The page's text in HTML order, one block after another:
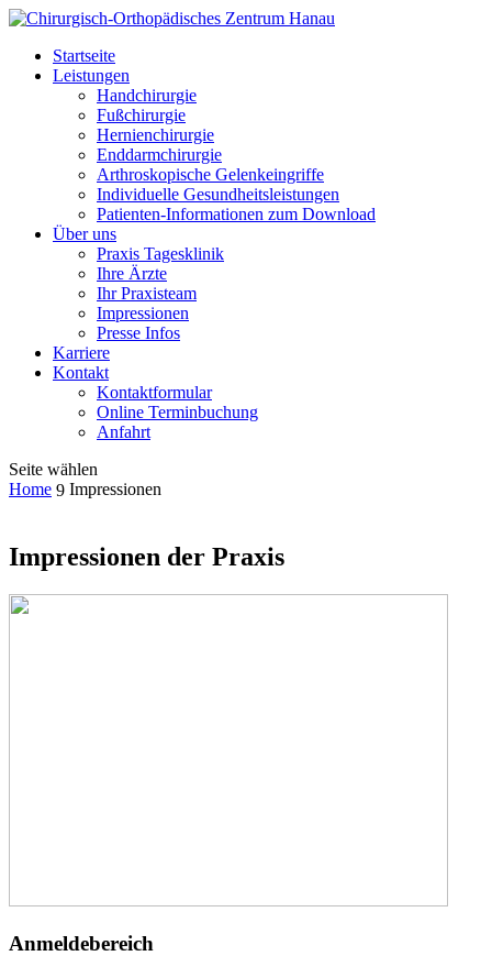
Startseite
Leistungen
Handchirurgie
Fußchirurgie
Hernienchirurgie
Enddarmchirurgie
Arthroskopische Gelenkeingriffe
Individuelle Gesundheitsleistungen
Patienten-Informationen zum Download
Über uns
Praxis Tagesklinik
Ihre Ärzte
Ihr Praxisteam
Impressionen
Presse Infos
Karriere
Kontakt
Kontaktformular
Online Terminbuchung
Anfahrt
Seite wählen
Home 9 Impressionen
Impressionen der Praxis
Anmeldebereich